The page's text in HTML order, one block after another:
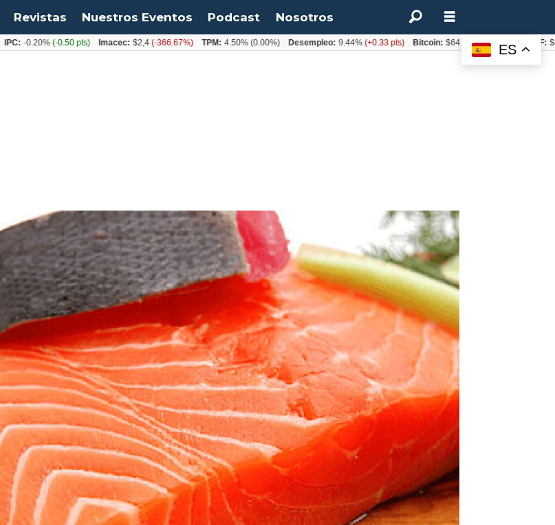
Revistas Nuestros Eventos Podcast Nosotros
ES
-0.20% (-0.50 pts) Imacec: $2,4(-366.67%) TPM: 4.50%(0.00%) Desempleo: 9.44%(+0.33 pts) Bitcoin: $64.600,08 (+2.93%)